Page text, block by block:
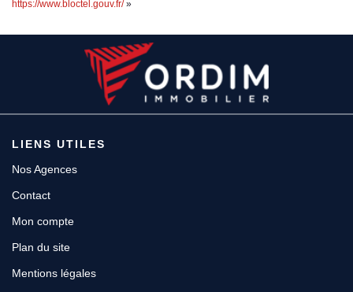
https://www.bloctel.gouv.fr/»
LIENS UTILES
Nos Agences
Contact
Mon compte
Plan du site
Mentions légales